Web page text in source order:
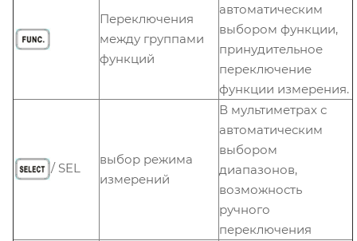
Переключения
между группами
функций
автоматическим
выбором функции,
принудительное
переключение
функции измерения.
/ SEL
выбор режима
измерений
В мультиметрах с
автоматическим
выбором
диапазонов,
возможность
ручного
переключения